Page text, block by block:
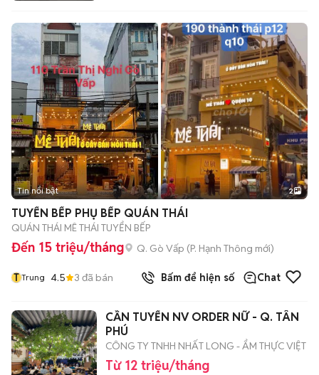
Tin nổi bật 2
TUYỂN BẾP PHỤ BẾP QUÁN THÁI
QUÁN THÁI MÊ THÁI TUYỂN BẾP
Đến 15 triệu/tháng Q. Gò Vấp (P. Hạnh Thông mới)
T Trung 4.5 3 đã bán Bấm để hiện số Chat
CẦN TUYỂN NV ORDER NỮ - Q. TÂN
PHÚ
CÔNG TY TNHH NHẤT LONG - ẨM THỰC VIỆT
Từ 12 triệu/tháng